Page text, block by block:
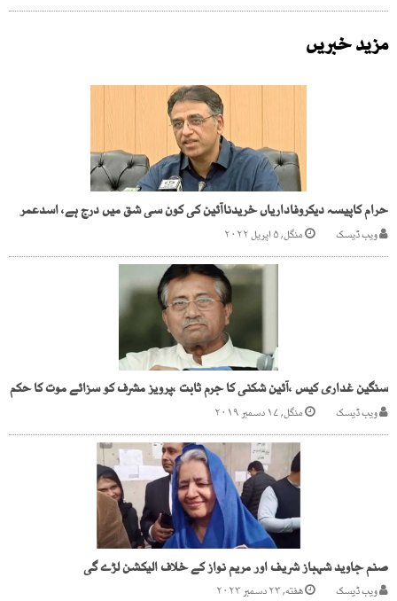
مزید خبریں
حرام کاپیسہ دیکروفاداریاں خریدناآئین کی کون سی شق میں درج ہے، اسدعمر
ویب ڈیسک منگل, ۵ اپریل ۲۰۲۲
سنگین غداری کیس ،آئین شکنی کا جرم ثابت ،پرویز مشرف کو سزائے موت کا حکم
ویب ڈیسک منگل, ۱۷ دسمبر ۲۰۱۹
صنم جاوید شہباز شریف اور مریم نواز کے خلاف الیکشن لڑے گی
ویب ڈیسک هفته, ۲۳ دسمبر ۲۰۲۳